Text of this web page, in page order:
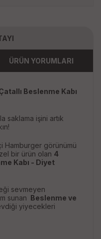
ÜRÜN YORUMLARI
Beslenme Kabı
saklama işini artık
Hamburger görünümü
bir ürün olan 4
Kabı - Diyet
sevmeyen
sunan Beslenme ve
yiyecekleri